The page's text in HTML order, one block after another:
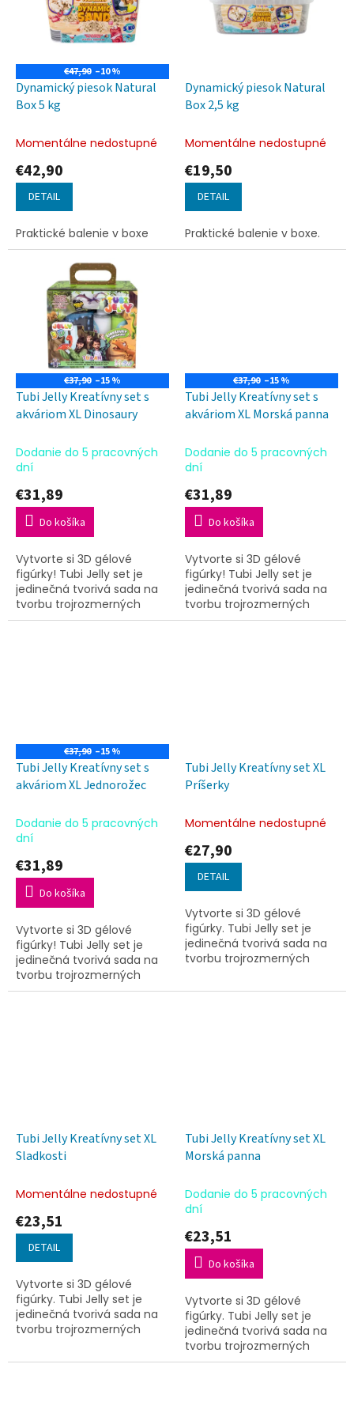
€47,90 –10 %
Dynamický piesok Natural
Box 5 kg
Momentálne nedostupné
€42,90
DETAIL
Praktické balenie v boxe
Dynamický piesok Natural
Box 2,5 kg
Momentálne nedostupné
€19,50
DETAIL
Praktické balenie v boxe.
€37,90 –15 %
Tubi Jelly Kreatívny set s
akváriom XL Dinosaury
Dodanie do 5 pracovných
dní
€31,89
Do košíka
Vytvorte si 3D gélové
figúrky! Tubi Jelly set je
jedinečná tvorivá sada na
tvorbu trojrozmerných
figúrok.
€37,90 –15 %
Tubi Jelly Kreatívny set s
akváriom XL Morská panna
Dodanie do 5 pracovných
dní
€31,89
Do košíka
Vytvorte si 3D gélové
figúrky! Tubi Jelly set je
jedinečná tvorivá sada na
tvorbu trojrozmerných
figúrok.
€37,90 –15 %
Tubi Jelly Kreatívny set s
akváriom XL Jednorožec
Dodanie do 5 pracovných
dní
€31,89
Do košíka
Vytvorte si 3D gélové
figúrky! Tubi Jelly set je
jedinečná tvorivá sada na
tvorbu trojrozmerných
figúrok.
Tubi Jelly Kreatívny set XL
Príšerky
Momentálne nedostupné
€27,90
DETAIL
Vytvorte si 3D gélové
figúrky. Tubi Jelly set je
jedinečná tvorivá sada na
tvorbu trojrozmerných
Tubi Jelly Kreatívny set XL
Sladkosti
Momentálne nedostupné
€23,51
DETAIL
Vytvorte si 3D gélové
figúrky. Tubi Jelly set je
jedinečná tvorivá sada na
tvorbu trojrozmerných
Tubi Jelly Kreatívny set XL
Morská panna
Dodanie do 5 pracovných
dní
€23,51
Do košíka
Vytvorte si 3D gélové
figúrky. Tubi Jelly set je
jedinečná tvorivá sada na
tvorbu trojrozmerných
figúrok.